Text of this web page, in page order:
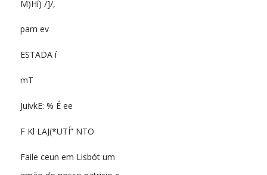
M)Hí) /]/,
pam ev
ESTADA í
mT
JuivkE: % É ee
F Kl LAJ(*UTÍ” NTO
Faile ceun em Lisbót um